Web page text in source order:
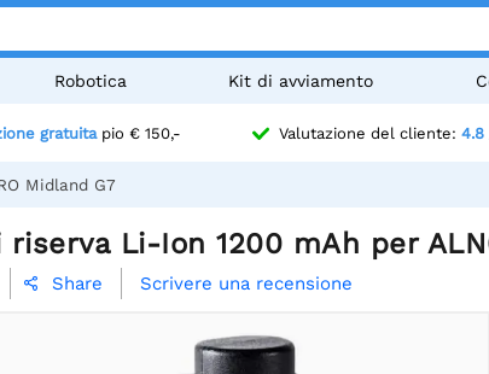
Robotica Kit di avviamento
gratuitapio € 150,- Valutazione del cliente: 4.8
Midland G7
Li-Ion 1200 mAh per
 Share Scrivere una recensione